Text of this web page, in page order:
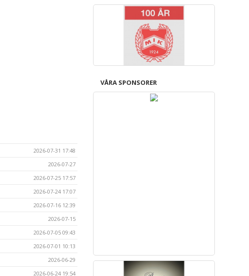
2026-07-31 17:48
2026-07-27
2026-07-25 17:57
2026-07-24 17:07
2026-07-16 12:39
2026-07-15
2026-07-05 09:43
2026-07-01 10:13
2026-06-29
2026-06-24 19:54
VÅRA SPONSORER